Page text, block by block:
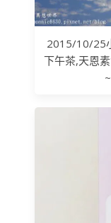
2015/10/25
下午茶,天恩